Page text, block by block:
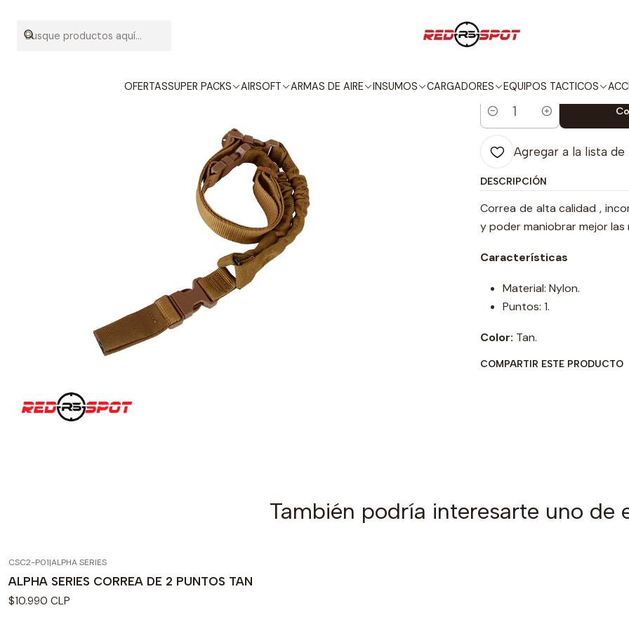
OFERTASSUPER PACKS AIRSOFT ARMAS DE AIRE INSUMOS CARGADORES EQUIPOS TACTICOS
ALPHA
Cantidad
Agregar a la lista
DESCRIPCIÓN
Correa de alta calidad ,
y poder maniobrar mejor
Características
Material: Nylon.
Puntos: 1.
Color: Tan.
COMPARTIR ESTE PRODUCTO
También podría interesarte uno de
CSC2-P01|ALPHA SERIES
ALPHA SERIES CORREA DE 2 PUNTOS TAN
$10.990 CLP